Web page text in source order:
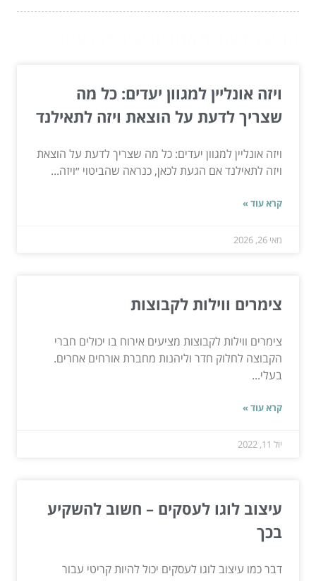
ויזה אונליין למגוון יעדים: כל מה
שצריך לדעת על הוצאת ויזה לתאילנד
ויזה אונליין למגוון יעדים: כל מה שצריך לדעת על הוצאת
ויזה לתאילנד אם הגעת לכאן, כנראה שהביטוי ״ויזה...
קרא עוד »
מאי 26, 2026
צימרים ווילות לקבוצות
צימרים ווילות לקבוצות מציעים אירוח בו יכולים חברי
הקבוצה לחלוק חדר וליהנות מחברת אורחים אחרים.
בעלי...
קרא עוד »
יול 11, 2022
עיצוב לוגו לעסקים – חשוב להשקיע
בכך
דבר כמו עיצוב לוגו לעסקים יכול להיות קריטי עבור